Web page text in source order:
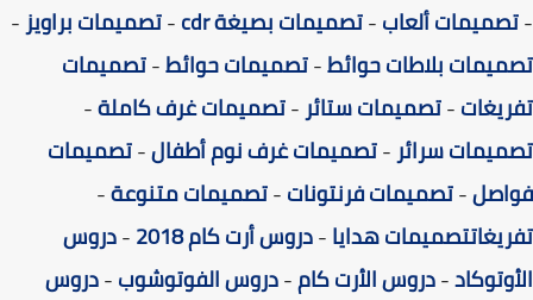
ألعاب-تصميمات بصيغة cdr -تصميمات براويز-
بلاطات حوائط-تصميمات حوائط-تصميمات
-تصميمات ستائر-تصميمات غرف كاملة-
سرائر-تصميمات غرف نوم أطفال-تصميمات
-تصميمات فرنتونات-تصميمات متنوعة-
تصميمات هدايا-دروس أرت كام 2018 -دروس
-دروس الأرت كام-دروس الفوتوشوب-دروس